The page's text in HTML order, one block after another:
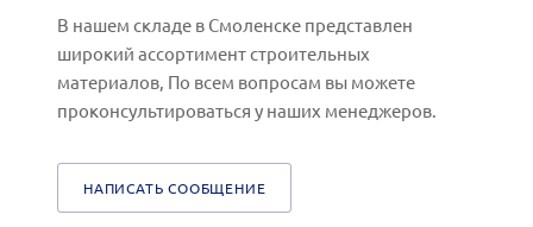
В нашем складе в Смоленске представлен
широкий ассортимент строительных
материалов, По всем вопросам вы можете
проконсультироваться у наших менеджеров.
НАПИСАТЬ СООБЩЕНИЕ